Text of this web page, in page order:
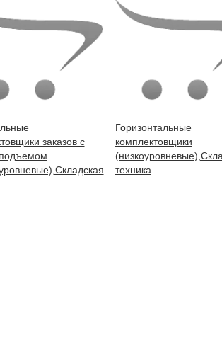
заказов с
Горизонтальные
комплектовщики
техника